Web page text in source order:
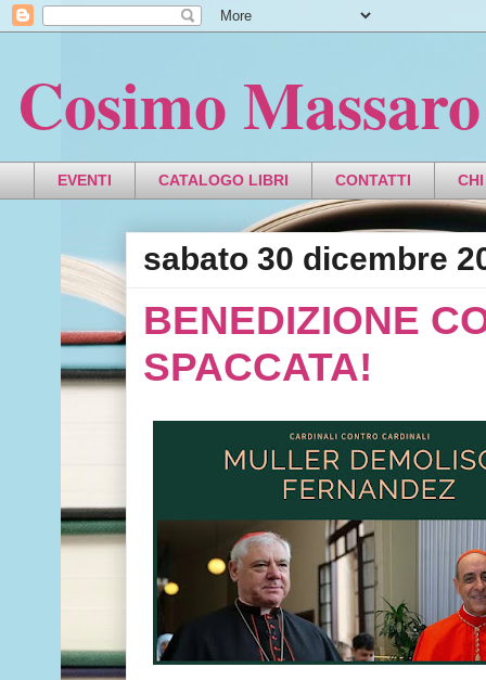
Cosimo Massaro
EVENTI CATALOGO LIBRI CONTATTI
sabato 30 dicembre
BENEDIZIONE
SPACCATA!